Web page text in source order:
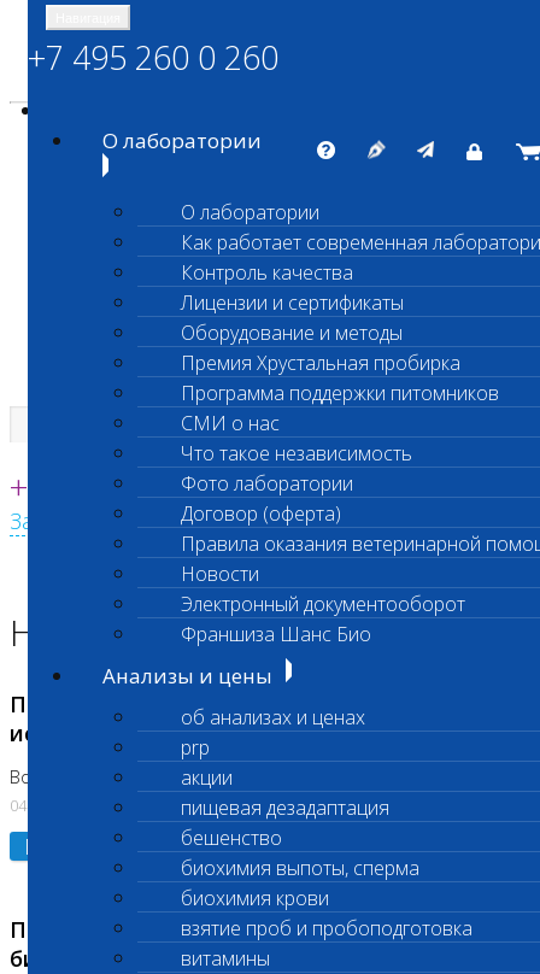
ШАНС БИО
Независимая ветеринарная лаборатория
Единая круглосуточная справочная
+7 495 260 0 260
Заказать звонок с сайта
+7 495 260 0 260
О лаборатории
О лаборатории
Как работает современная
Контроль качества
Лицензии и сертификаты
Оборудование и методы
Премия Хрустальная пробирка
Программа поддержки питомников
СМИ о нас
Что такое независимость
Фото лаборатории
Договор (оферта)
Правила оказания ветеринарной
Новости
Электронный документооборот
Франшиза Шанс Био
Анализы и цены
об анализах и ценах
prp
акции
пищевая дезадаптация
бешенство
биохимия выпоты, сперма
биохимия крови
взятие проб и пробоподготовка
витамины
Главная страница
Новости лаборатории
Приостановка срочных биохимических
исследований
Во Владыкино
04.08.2026
Подробнее
Приостановлено выполнение срочных
биохимических исследований